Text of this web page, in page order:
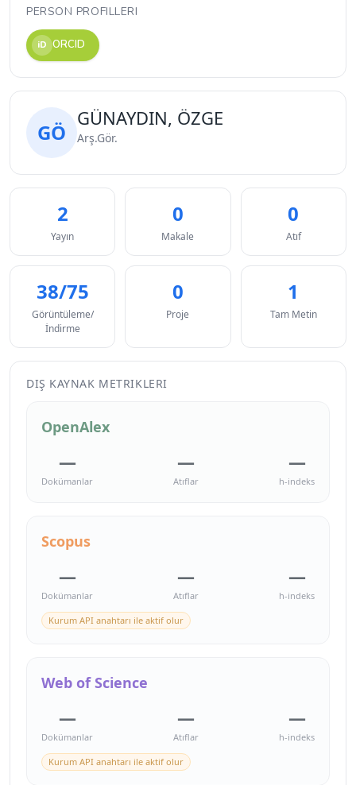
PERSON PROFILLERI
iD ORCID
GÖ
GÜNAYDIN, ÖZGE
Arş.Gör.
2
Yayın
0
Makale
0
Atıf
38/75
Görüntüleme/
İndirme
0
Proje
1
Tam Metin
DIŞ KAYNAK METRIKLERI
OpenAlex
—
Dokümanlar
—
Atıflar
—
h-indeks
Scopus
—
Dokümanlar
—
Atıflar
—
h-indeks
Kurum API anahtarı ile aktif olur
Web of Science
—
Dokümanlar
—
Atıflar
—
h-indeks
Kurum API anahtarı ile aktif olur